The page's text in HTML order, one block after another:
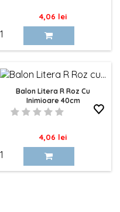
Pret
4,06 lei
Balon Litera R Roz Cu
Inimioare 40cm
Pret
4,06 lei